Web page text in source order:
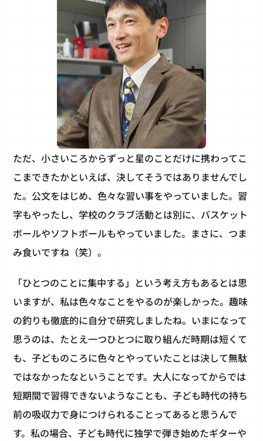
ただ、小さいころからずっと星のことだけに携わってこ
こまできたかといえば、決してそうではありませんでし
た。公文をはじめ、色々な習い事をやっていました。習
字もやったし、学校のクラブ活動とは別に、バスケット
ボールやソフトボールもやっていました。まさに、つま
み食いですね（笑）。
「ひとつのことに集中する」という考え方もあるとは思
いますが、私は色々なことをやるのが楽しかった。趣味
の釣りも徹底的に自分で研究しましたね。いまになって
思うのは、たとえ一つひとつに取り組んだ時期は短くて
も、子どものころに色々とやっていたことは決して無駄
ではなかったなということです。大人になってからでは
短期間で習得できないようなことも、子ども時代の持ち
前の吸収力で身につけられることってあると思うんで
す。私の場合、子ども時代に独学で弾き始めたギターや